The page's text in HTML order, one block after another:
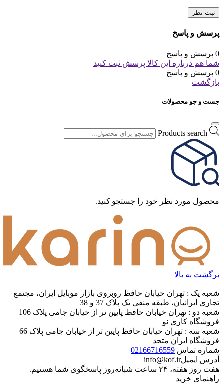
ثبت نظر
پرسش و پاسخ
0 پرسش و پاسخ
شما هم درباره این کالا پرسش ثبت کنید
0 پرسش و پاسخ
بازگشت
جست و جو محصولات
Products search
محصول مورد نظر خود را جستجو کنید.
برگشت به بالا
شعبه یک : تهران خیابان حافظ روبروی بازار موبایل ایران، مجتمع
تجاری ایرانیان، طبقه منفی یک پلاک 37 و 38
شعبه دو : تهران خیابان حافظ پایین تر از خیابان جامی پلاک 106
فروشگاه کاری نو
شعبه سه : تهران خیابان حافظ پایین تر از خیابان جامی پلاک 66
فروشگاه ایران متحد
شماره تماس 02166716559
آدرس ایمیلinfo@kof.ir
هفت روز هفته، ۲۴ ساعت شبانه‌روز پاسخگوی شما هستیم.
راهنمای خرید